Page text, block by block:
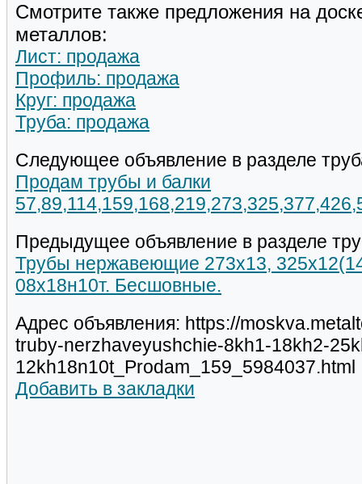
Смотрите также предложения на
металлов:
Лист: продажа
Профиль: продажа
Круг: продажа
Труба: продажа
Следующее объявление в разделе
Продам трубы и балки
Предыдущее объявление в разделе
Трубы нержавеющие 273х13,
08х18н10т. Бесшовные.
Адрес объявления: https://
truby-nerzhaveyushchie-8kh1-18kh2-
12kh18n10t_Prodam_159_5984037.html
Добавить в закладки